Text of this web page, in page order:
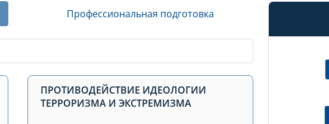
Профессиональная подготовка
ПРОТИВОДЕЙСТВИЕ ИДЕОЛОГИИ
ТЕРРОРИЗМА И ЭКСТРЕМИЗМА